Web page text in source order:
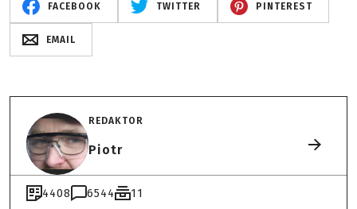
FACEBOOK TWITTER PINTEREST
EMAIL
REDAKTOR
Piotr
4408 6544 11